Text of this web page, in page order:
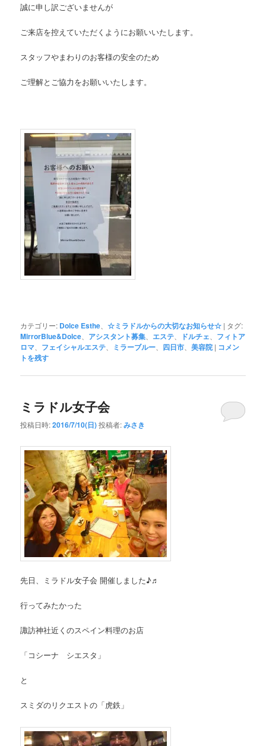
誠に申し訳ございませんが
ご来店を控えていただくようにお願いいたします。
スタッフやまわりのお客様の安全のため
ご理解とご協力をお願いいたします。
カテゴリー: Dolce Esthe 、☆ミラドルからの大切なお知らせ☆ | タグ:
MirrorBlue&Dolce アシスタント募集 エステ ドルチェ
フィトア
ロマ
フェイシャルエステ ミラーブルー 四日市 、美容院 | コメン
トを残す
ミラドル女子会
投稿日時:2016/7/10(日)投稿者:みさき
先日、ミラドル女子会 開催しました♪♬
行ってみたかった
諏訪神社近くのスペイン料理のお店
「コシーナ シエスタ」
と
スミダのリクエストの「虎鉄」